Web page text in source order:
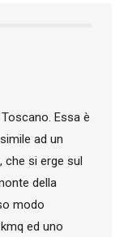
Essa è
ad un
che si erge sul
della
modo
ed uno